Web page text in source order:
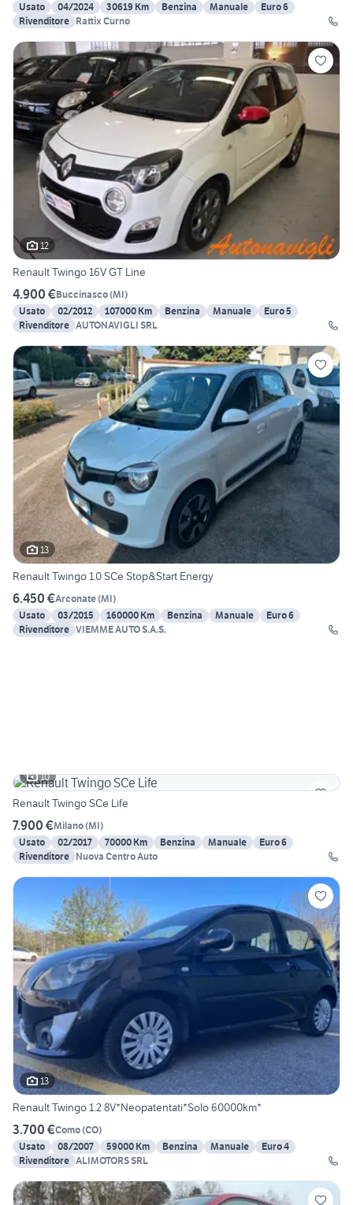
Usato
04/2024 30619 Km Benzina Manuale
Euro 6
Rivenditore Rattix Curno
12
Renault Twingo 16V GT Line
4.900 €Buccinasco(MI)
Usato
02/2012 107000 Km Benzina Manuale
Euro 5
Rivenditore AUTONAVIGLI SRL
13
Renault Twingo 1.0 SCe Stop&Start Energy
6.450 €Arconate(MI)
Usato
03/2015 160000 Km Benzina Manuale
Euro 6
Rivenditore VIEMME AUTO S.A.S.
10
Renault Twingo SCe Life
7.900 €Milano(MI)
Usato
02/2017 70000 Km Benzina Manuale
Euro 6
Rivenditore Nuova Centro Auto
13
Renault Twingo 1.2 8V*Neopatentati*Solo 60000km*
3.700 €Como(CO)
Usato
08/2007 59000 Km Benzina Manuale
Euro 4
Rivenditore ALIMOTORS SRL